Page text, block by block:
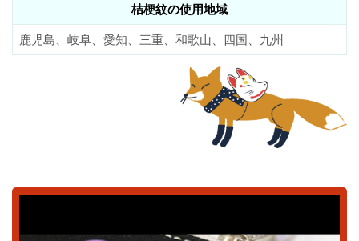
桔梗紋の使用地域
鹿児島、岐阜、愛知、三重、和歌山、四国、九州